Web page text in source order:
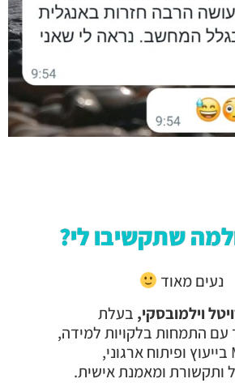
שתקשיבו לי?
נעים מאוד
וילמובסקי,בעלת